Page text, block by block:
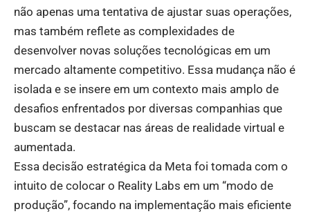
não apenas uma tentativa de ajustar suas operações,
mas também reflete as complexidades de
desenvolver novas soluções tecnológicas em um
mercado altamente competitivo. Essa mudança não é
isolada e se insere em um contexto mais amplo de
desafios enfrentados por diversas companhias que
buscam se destacar nas áreas de realidade virtual e
aumentada.
Essa decisão estratégica da Meta foi tomada com o
intuito de colocar o Reality Labs em um “modo de
produção”, focando na implementação mais eficiente